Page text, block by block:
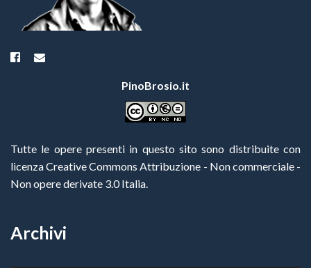
PinoBrosio.it
Tutte le opere presenti in questo sito sono distribuite con
licenza Creative Commons Attribuzione - Non commerciale -
Non opere derivate 3.0 Italia.
Archivi